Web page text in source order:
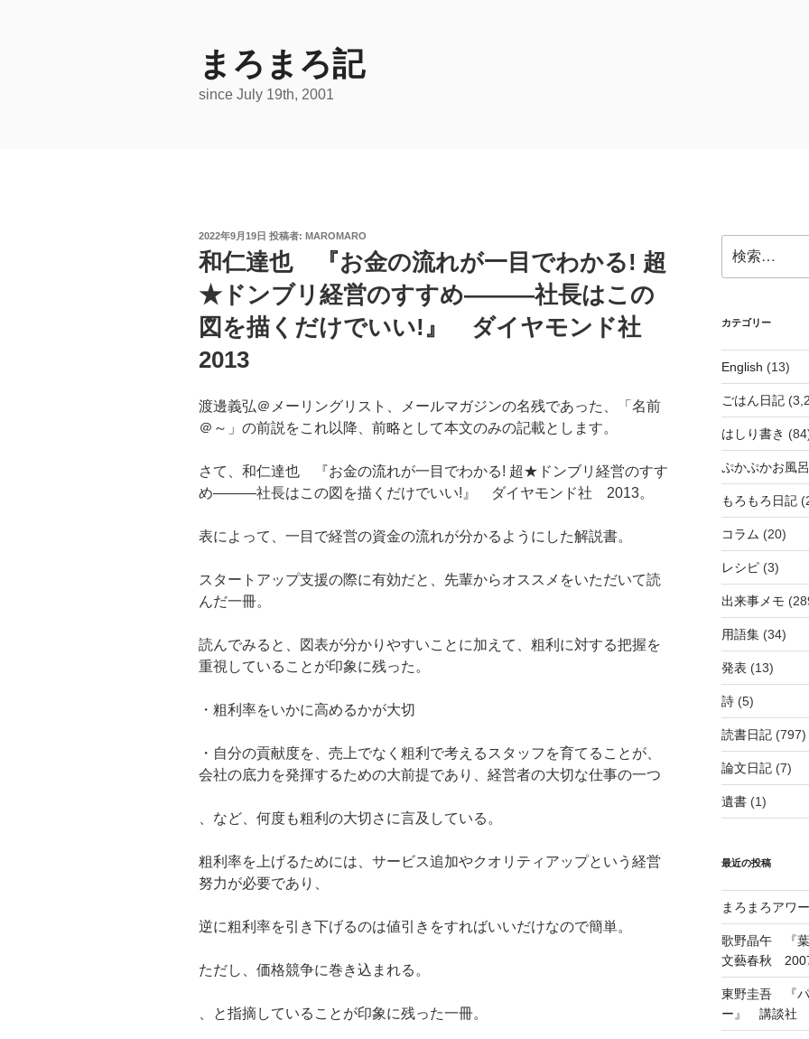
まろまろ記
since July 19th, 2001
投
稿
日:
2022年9月19日 投稿者: MAROMARO
和仁達也 『お金の流れが一目でわかる! 超
★ドンブリ経営のすすめ―――社長はこの
図を描くだけでいい!』 ダイヤモンド社
2013
渡邊義弘＠メーリングリスト、メールマガジンの名残であった、「名前
＠～」の前説をこれ以降、前略として本文のみの記載とします。
さて、和仁達也 『お金の流れが一目でわかる! 超★ドンブリ経営のすす
め―――社長はこの図を描くだけでいい!』 ダイヤモンド社 2013。
表によって、一目で経営の資金の流れが分かるようにした解説書。
スタートアップ支援の際に有効だと、先輩からオススメをいただいて読
んだ一冊。
読んでみると、図表が分かりやすいことに加えて、粗利に対する把握を
重視していることが印象に残った。
・粗利率をいかに高めるかが大切
・自分の貢献度を、売上でなく粗利で考えるスタッフを育てることが、
会社の底力を発揮するための大前提であり、経営者の大切な仕事の一つ
、など、何度も粗利の大切さに言及している。
粗利率を上げるためには、サービス追加やクオリティアップという経営
努力が必要であり、
逆に粗利率を引き下げるのは値引きをすればいいだけなので簡単。
ただし、価格競争に巻き込まれる。
、と指摘していることが印象に残った一冊。
索:
カテゴリー
English (13)
ごはん日記
はしり書き
ぷかぷかお風
もろもろ日記
コラム (20)
レシピ(3)
出来事メモ
用語集(34)
発表 (13)
詩(5)
読書日記(797)
論文日記(7)
遺書(1)
最近の投稿
まろまろアワ
歌野晶午 『
文藝春秋
東野圭吾 『パ
ー』 講談社